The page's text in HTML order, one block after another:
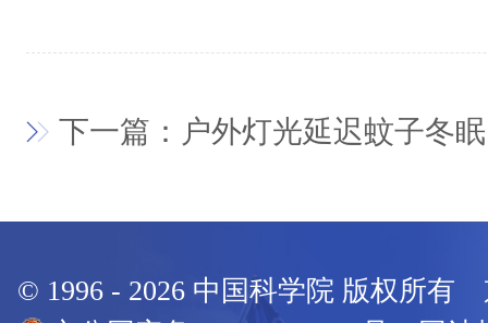
下一篇：户外灯光延迟蚊子冬眠
© 1996 - 2026 中国科学院 版权所有